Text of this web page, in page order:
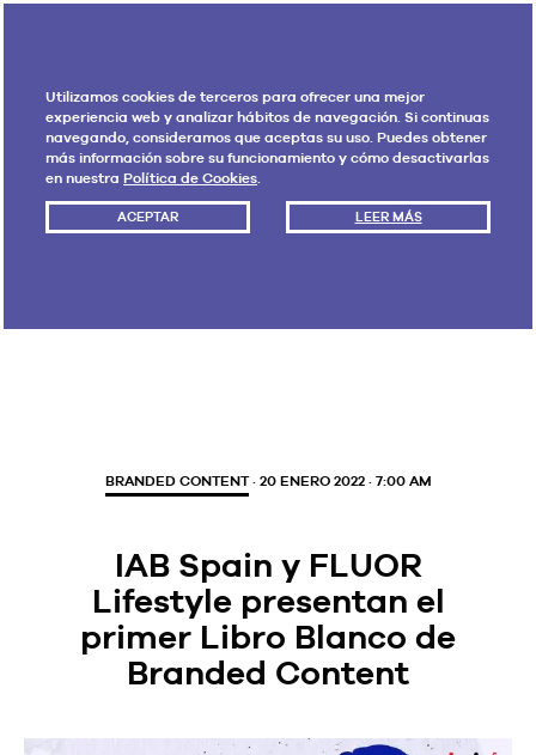
Utilizamos cookies de terceros para ofrecer una mejor
experiencia web y analizar hábitos de navegación. Si continuas
navegando, consideramos que aceptas su uso. Puedes obtener
más información sobre su funcionamiento y cómo desactivarlas
en nuestra Política de Cookies.
ACEPTAR LEER MÁS
BRANDED CONTENT· 20 ENERO 2022 · 7:00 AM
IAB Spain y FLUOR
Lifestyle presentan el
primer Libro Blanco de
Branded Content